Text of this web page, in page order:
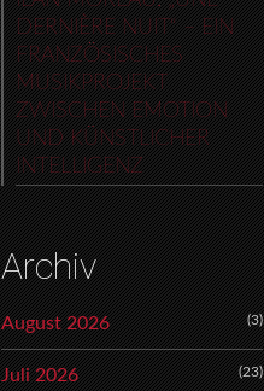
DERNIÈRE NUIT“ – EIN
FRANZÖSISCHES
MUSIKPROJEKT
ZWISCHEN EMOTION
UND KÜNSTLICHER
INTELLIGENZ
Archiv
August 2026 (3)
Juli 2026 (23)